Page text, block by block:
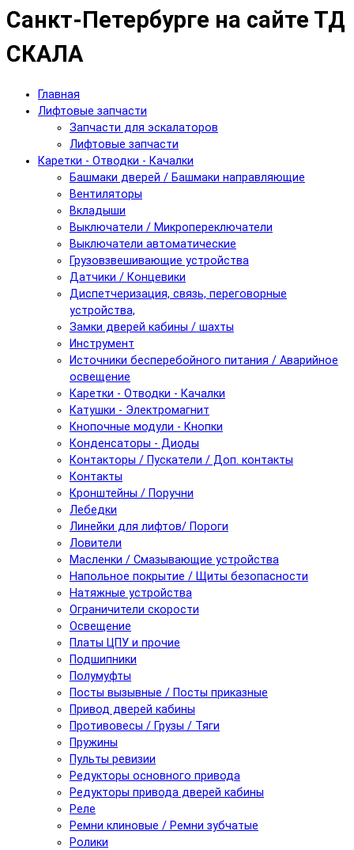
Санкт-Петербурге на сайте ТД
СКАЛА
Главная
Лифтовые запчасти
Запчасти для эскалаторов
Лифтовые запчасти
Каретки - Отводки - Качалки
Башмаки дверей / Башмаки направляющие
Вентиляторы
Вкладыши
Выключатели / Микропереключатели
Выключатели автоматические
Грузовзвешивающие устройства
Датчики / Концевики
Диспетчеризация, связь, переговорные
устройства,
Замки дверей кабины / шахты
Инструмент
Источники бесперебойного питания / Аварийное
освещение
Каретки - Отводки - Качалки
Катушки - Электромагнит
Кнопочные модули - Кнопки
Конденсаторы - Диоды
Контакторы / Пускатели / Доп. контакты
Контакты
Кронштейны / Поручни
Лебедки
Линейки для лифтов/ Пороги
Ловители
Масленки / Смазывающие устройства
Напольное покрытие / Щиты безопасности
Натяжные устройства
Ограничители скорости
Освещение
Платы ЦПУ и прочие
Подшипники
Полумуфты
Посты вызывные / Посты приказные
Привод дверей кабины
Противовесы / Грузы / Тяги
Пружины
Пульты ревизии
Редукторы основного привода
Редукторы привода дверей кабины
Реле
Ремни клиновые / Ремни зубчатые
Ролики